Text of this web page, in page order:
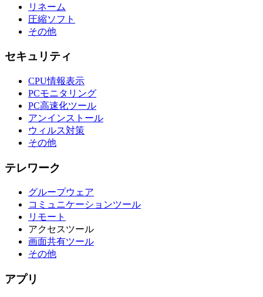
リネーム
圧縮ソフト
その他
セキュリティ
CPU情報表示
PCモニタリング
PC高速化ツール
アンインストール
ウィルス対策
その他
テレワーク
グループウェア
コミュニケーションツール
リモート
アクセスツール
画面共有ツール
その他
アプリ